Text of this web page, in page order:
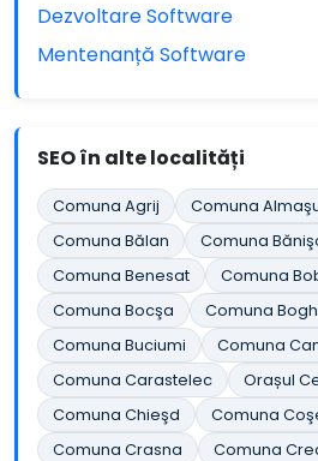
Dezvoltare Software
Mentenanță Software
SEO în alte localități
Comuna Agrij Comuna
Comuna Bălan
Comuna
Comuna Benesat
Comuna
Comuna Bocşa
Comuna
Comuna Buciumi
Comuna
Comuna Carastelec
Orașul
Comuna Chieşd
Comuna
Comuna Crasna
Comuna